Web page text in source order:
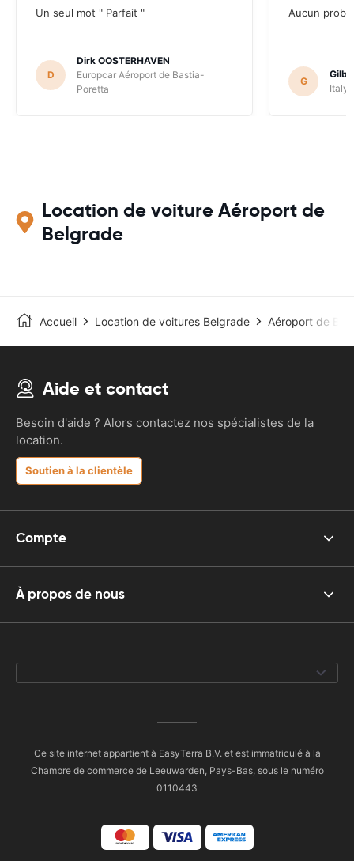
Un seul mot " Parfait "
D
Dirk OOSTERHAVEN
Europcar Aéroport de Bastia-
Poretta
Aucun
G
Italy
Location de voiture Aéroport de
Belgrade
Accueil Location de voitures Belgrade Aéroport de
Aide et contact
Besoin d'aide ? Alors contactez nos spécialistes de la
location.
Soutien à la clientèle
Compte
À propos de nous
Ce site internet appartient à EasyTerra B.V. et est immatriculé à la
Chambre de commerce de Leeuwarden, Pays-Bas, sous le numéro
0110443